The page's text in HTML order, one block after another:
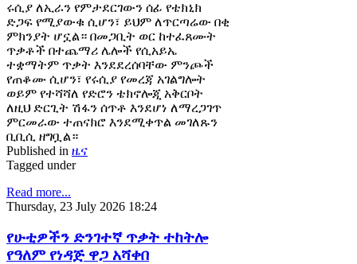
ሩሲያ ለኢራን የምታደርገውን ሰፊ የቴክኒክ
ድጋፍ የሚያውቁ ሲሆን፣ ይህም ለጥርጣሬው በቂ
ምክንያት ሆኗል። በመጋቢት ወር ከተፈጸሙት
ጥቃቶች በተጨማሪ ሌሎች የሲአይኤ
ተቋማትም ጥቃት እንደደረሰባቸው ምንጮች
የጠቆሙ ሲሆን፣ የሩሲያ የመረጃ አገልግሎት
ወይም የተሻሻለ የድሮን ቴክኖሎጂ አቅርቦት
ለዚህ ድርጊት ሽፋን ሰጥቶ እንደሆነ ለማረጋገጥ
ምርመራው ተጠናክሮ እንደሚቀጥል መገለጹን
ቢቢሲ ዘግቧል።
Published in ዜና
Tagged under
Read more...
Thursday, 23 July 2026 18:24
የሁቲዎችን ድንገተኛ ጥቃት ተከትሎ
የዓለም የነዳጅ ዋጋ አሻቀበ